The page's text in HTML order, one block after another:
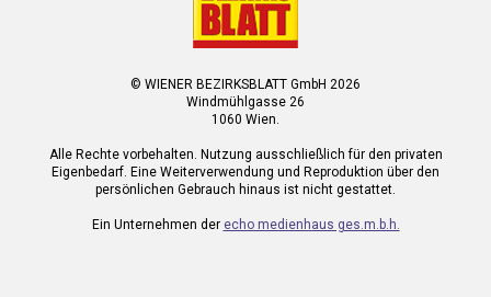
© WIENER BEZIRKSBLATT GmbH 2026
Windmühlgasse 26
1060 Wien.
Alle Rechte vorbehalten. Nutzung ausschließlich für den privaten
Eigenbedarf. Eine Weiterverwendung und Reproduktion über den
persönlichen Gebrauch hinaus ist nicht gestattet.
Ein Unternehmen der echo medienhaus ges.m.b.h.